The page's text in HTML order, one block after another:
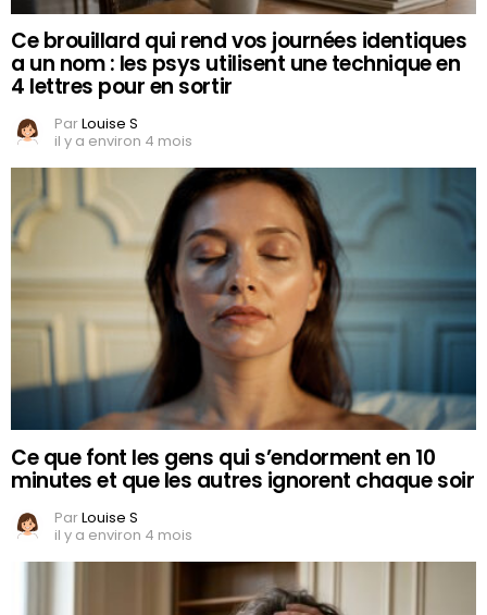
Ce brouillard qui rend vos journées identiques
a un nom : les psys utilisent une technique en
4 lettres pour en sortir
ParLouise S
il y a environ 4 mois
Ce que font les gens qui s’endorment en 10
minutes et que les autres ignorent chaque soir
ParLouise S
il y a environ 4 mois